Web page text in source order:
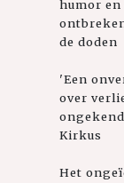
humor
de doden
'Een
over
Kirkus
Het